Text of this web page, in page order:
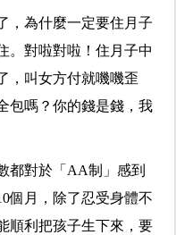
，為什麼一定要住月子
。對啦對啦！住月子中
，叫女方付就嘰嘰歪
包嗎？你的錢是錢，我
都對於「AA制」感到
個月，除了忍受身體不
順利把孩子生下來，要